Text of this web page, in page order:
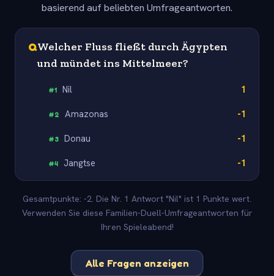
basierend auf beliebten Umfrageantworten.
QWelcher Fluss fließt durch Ägypten
und mündet ins Mittelmeer?
#1 Nil 1
#2 Amazonas -1
#3 Donau -1
#4 Jangtse -1
Gesamtpunkte: -2. Die Nr. 1 Antwort "Nil" ist 1 Punkte wert.
Verwenden Sie diese Familien-Duell-Umfrageantworten für
Ihren Spieleabend!
Alle Fragen anzeigen